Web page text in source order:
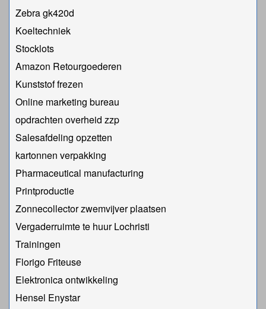
Zebra gk420d
Koeltechniek
Stocklots
Amazon Retourgoederen
Kunststof frezen
Online marketing bureau
opdrachten overheid zzp
Salesafdeling opzetten
kartonnen verpakking
Pharmaceutical manufacturing
Printproductie
Zonnecollector zwemvijver plaatsen
Vergaderruimte te huur Lochristi
Trainingen
Florigo Friteuse
Elektronica ontwikkeling
Hensel Enystar